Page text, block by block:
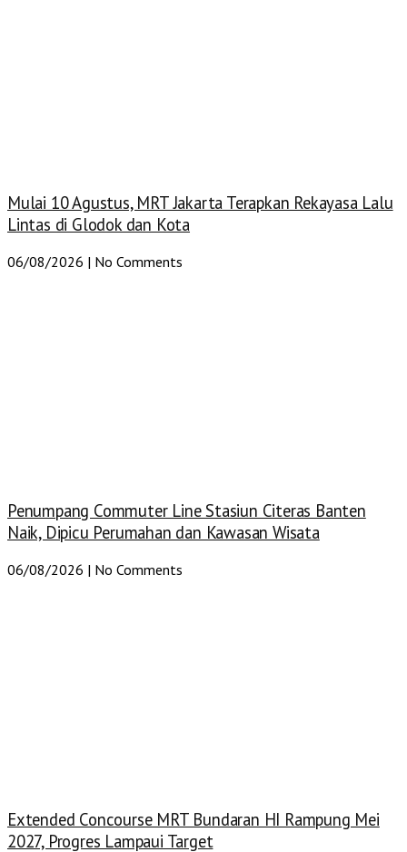
Mulai 10 Agustus, MRT Jakarta Terapkan Rekayasa Lalu
Lintas di Glodok dan Kota
06/08/2026 No Comments
Penumpang Commuter Line Stasiun Citeras Banten
Naik, Dipicu Perumahan dan Kawasan Wisata
06/08/2026 No Comments
Extended Concourse MRT Bundaran HI Rampung Mei
2027, Progres Lampaui Target